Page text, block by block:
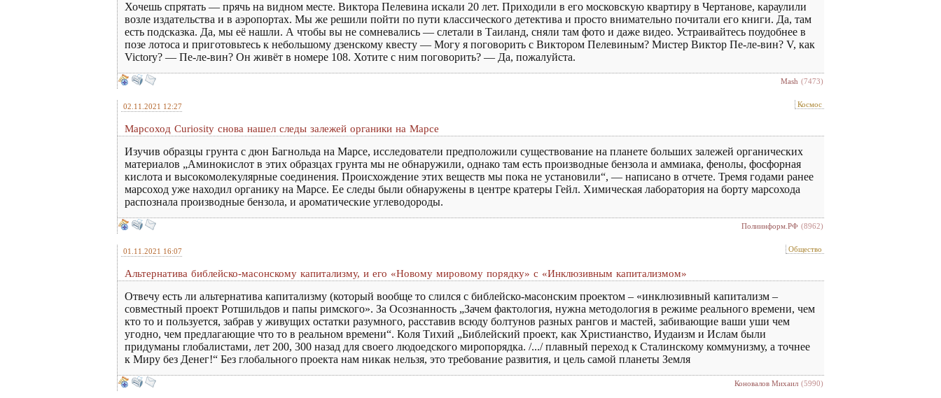
Хочешь спрятать — прячь на видном месте. Виктора Пелевина искали 20 лет. Приходили в его московскую квартиру в Чертанове, караулили
возле издательства и в аэропортах. Мы же решили пойти по пути классического детектива и просто внимательно почитали его книги. Да, там
есть подсказка. Да, мы её нашли. А чтобы вы не сомневались — слетали в Таиланд, сняли там фото и даже видео. Устраивайтесь поудобнее в
позе лотоса и приготовьтесь к небольшому дзенскому квесту — Могу я поговорить с Виктором Пелевиным? Мистер Виктор Пе-ле-вин? V, как
Victory? — Пе-ле-вин? Он живёт в номере 108. Хотите с ним поговорить? — Да, пожалуйста.
Mash (7473)
02.11.2021 12:27 Космос
Марсоход Curiosity снова нашел следы залежей органики на Марсе
Изучив образцы грунта с дюн Багнольда на Марсе, исследователи предположили существование на планете больших залежей органических
материалов „Аминокислот в этих образцах грунта мы не обнаружили, однако там есть производные бензола и аммиака, фенолы, фосфорная
кислота и высокомолекулярные соединения. Происхождение этих веществ мы пока не установили“, — написано в отчете. Тремя годами ранее
марсоход уже находил органику на Марсе. Ее следы были обнаружены в центре кратеры Гейл. Химическая лаборатория на борту марсохода
распознала производные бензола, и ароматические углеводороды.
Полиинформ.РФ (8962)
01.11.2021 16:07 Общество
Альтернатива библейско-масонскому капитализму, и его «Новому мировому порядку» с «Инклюзивным капитализмом»
Отвечу есть ли альтернатива капитализму (который вообще то слился с библейско-масонским проектом – «инклюзивный капитализм –
совместный проект Ротшильдов и папы римского». За Осознанность „Зачем фактология, нужна методология в режиме реального времени, чем
кто то и пользуется, забрав у живущих остатки разумного, расставив всюду болтунов разных рангов и мастей, забивающие ваши уши чем
угодно, чем предлагающие что то в реальном времени“. Коля Тихий „Библейский проект, как Христианство, Иудаизм и Ислам были
придуманы глобалистами, лет 200, 300 назад для своего людоедского миропорядка. /.../ плавный переход к Сталинскому коммунизму, а точнее
к Миру без Денег!“ Без глобального проекта нам никак нельзя, это требование развития, и цель самой планеты Земля
Коновалов Михаил (5990)